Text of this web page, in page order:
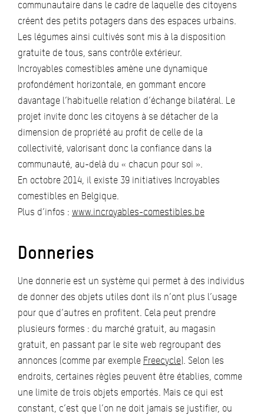
communautaire dans le cadre de laquelle des citoyens
créent des petits potagers dans des espaces urbains.
Les légumes ainsi cultivés sont mis à la disposition
gratuite de tous, sans contrôle extérieur.
Incroyables comestibles amène une dynamique
profondément horizontale, en gommant encore
davantage l’habituelle relation d’échange bilatéral. Le
projet invite donc les citoyens à se détacher de la
dimension de propriété au profit de celle de la
collectivité, valorisant donc la confiance dans la
communauté, au-delà du « chacun pour soi ».
En octobre 2014, il existe 39 initiatives Incroyables
comestibles en Belgique.
Plus d’infos : www.incroyables-comestibles.be
Donneries
Une donnerie est un système qui permet à des individus
de donner des objets utiles dont ils n’ont plus l’usage
pour que d’autres en profitent. Cela peut prendre
plusieurs formes : du marché gratuit, au magasin
gratuit, en passant par le site web regroupant des
annonces (comme par exemple Freecycle). Selon les
endroits, certaines règles peuvent être établies, comme
une limite de trois objets emportés. Mais ce qui est
constant, c’est que l’on ne doit jamais se justifier, ou